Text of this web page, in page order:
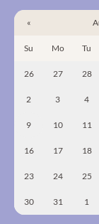
«
Su Mo Tu
26 27 28
2 3 4
9 10 11
16 17 18
23 24 25
30 31 1